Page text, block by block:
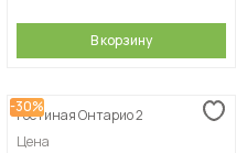
В корзину
-30%
Гостиная Онтарио 2
Цена